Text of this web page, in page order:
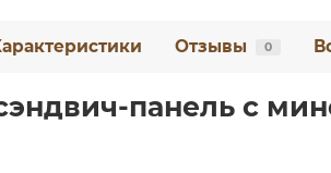
Отзывы 0
панель с